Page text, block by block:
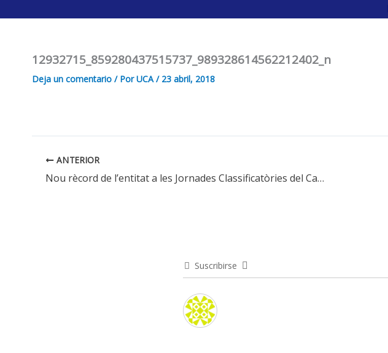
12932715_859280437515737_989328614562212402_n
Deja un comentario / PorUCA/ 23 abril, 2018
ANTERIOR
Nou rècord de l’entitat a les Jornades Classificatòries del Campionat de Catalunya de Clubs
Suscribirse